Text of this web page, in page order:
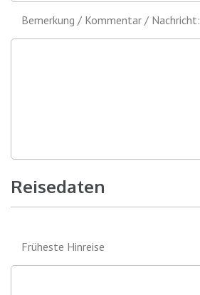
Bemerkung / Kommentar / Nachricht:
Reisedaten
Früheste Hinreise